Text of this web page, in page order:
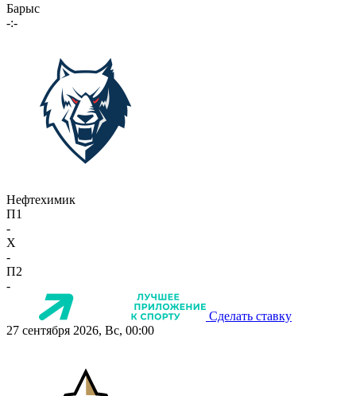
Барыс
-:-
Нефтехимик
П1
-
X
-
П2
-
Сделать ставку
27 сентября 2026, Вс, 00:00